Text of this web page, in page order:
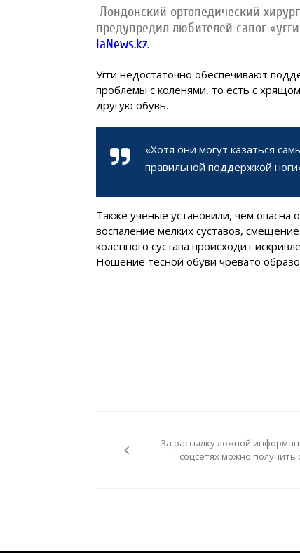
Лондонский ортопедический
предупредил любителей сапог
iaNews.kz.
Угги недостаточно обеспечивают
проблемы с коленями, то есть с
другую обувь.
«Хотя они могут казаться
правильной поддержкой
Также ученые установили, чем опасна
воспаление мелких суставов,
коленного сустава происходит
Ношение тесной обуви чревато
записям
За рассылку ложной
соцсетях можно получить